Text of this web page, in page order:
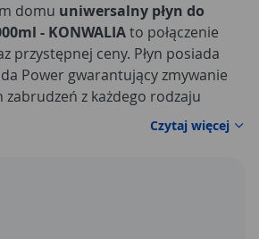
domu uniwersalny płyn do
- KONWALIAto połączenie
przystępnej ceny. Płyn posiada
Power gwarantujący zmywanie
zabrudzeń z każdego rodzaju
drewna, jak i z ceramiki czyCzytaj więcej